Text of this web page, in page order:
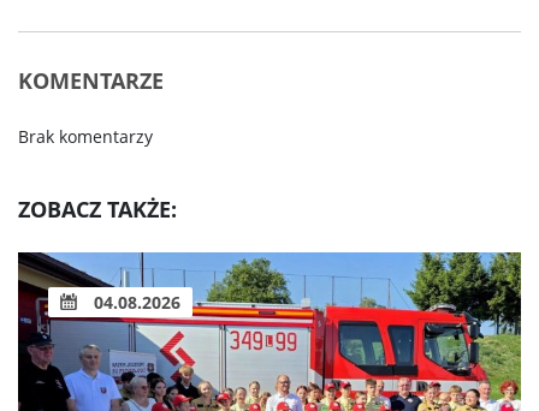
KOMENTARZE
Brak komentarzy
ZOBACZ TAKŻE:
04.08.2026